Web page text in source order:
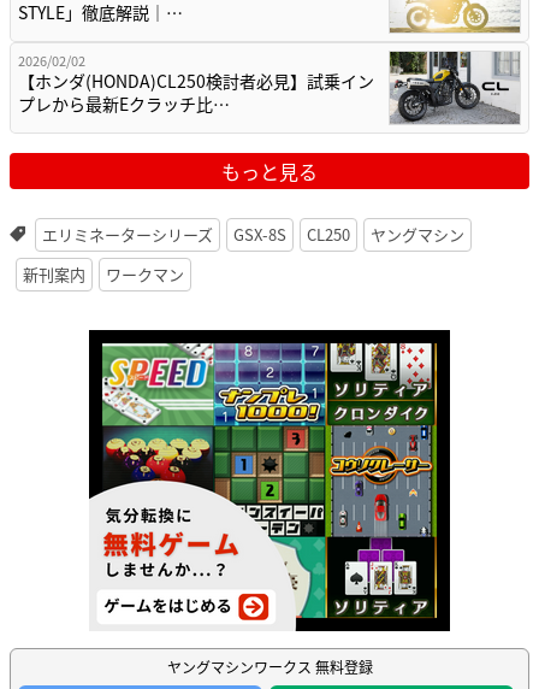
STYLE」徹底解説｜…
2026/02/02
【ホンダ(HONDA)CL250検討者必見】試乗イン
プレから最新Eクラッチ比…
もっと見る
エリミネーターシリーズ GSX-8S CL250
ヤングマシン
新刊案内
ワークマン
ヤングマシンワークス 無料登録